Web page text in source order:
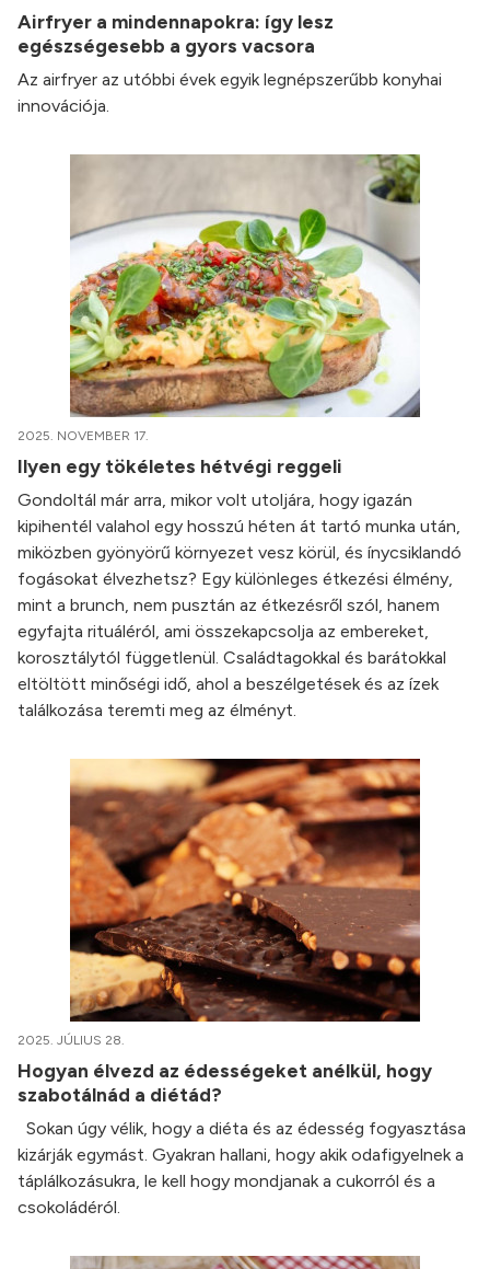
Airfryer a mindennapokra: így lesz
egészségesebb a gyors vacsora
Az airfryer az utóbbi évek egyik legnépszerűbb konyhai
innovációja.
2025. NOVEMBER 17.
Ilyen egy tökéletes hétvégi reggeli
Gondoltál már arra, mikor volt utoljára, hogy igazán
kipihentél valahol egy hosszú héten át tartó munka után,
miközben gyönyörű környezet vesz körül, és ínycsiklandó
fogásokat élvezhetsz? Egy különleges étkezési élmény,
mint a brunch, nem pusztán az étkezésről szól, hanem
egyfajta rituáléról, ami összekapcsolja az embereket,
korosztálytól függetlenül. Családtagokkal és barátokkal
eltöltött minőségi idő, ahol a beszélgetések és az ízek
találkozása teremti meg az élményt.
2025. JÚLIUS 28.
Hogyan élvezd az édességeket anélkül, hogy
szabotálnád a diétád?
Sokan úgy vélik, hogy a diéta és az édesség fogyasztása
kizárják egymást. Gyakran hallani, hogy akik odafigyelnek a
táplálkozásukra, le kell hogy mondjanak a cukorról és a
csokoládéról.